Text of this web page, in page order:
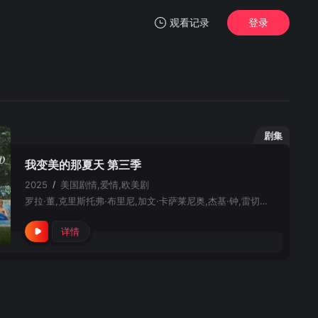
观看记录
暂无观看影片的记录
登录
剧集
我变美的那夏天 第三季
2025 / 美国剧情,爱情,欧美剧
罗拉·董,克里斯托弗·布里尼,加文·卡萨莱尼奥,杰基·钟,雷切尔·布兰卡德,肖恩·考夫曼
详情